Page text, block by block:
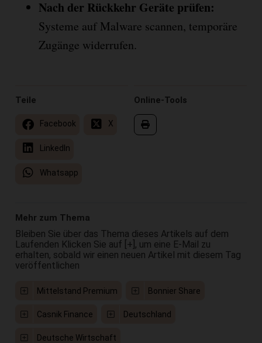
Nach der Rückkehr Geräte prüfen:
Systeme auf Malware scannen, temporäre
Zugänge widerrufen.
Online-Tools
Teile
Facebook X
LinkedIn
Whatsapp
Mehr zum Thema
Bleiben Sie über das Thema dieses Artikels auf dem
Laufenden Klicken Sie auf [+], um eine E-Mail zu
erhalten, sobald wir einen neuen Artikel mit diesem Tag
veröffentlichen
Mittelstand Premium Bonnier Share
Casnik Finance Deutschland
Deutsche Wirtschaft